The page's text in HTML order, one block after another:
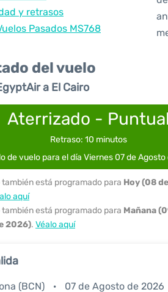
y retrasos
Pasados MS768
del vuelo
a El Cairo
Aterrizado - Puntual
Retraso: 10 minutos
de vuelo para el día Viernes 07 de
también está programado para Hoy (08
aquí
también está programado para Mañana
2026). Véalo aquí
(BCN) 07 de Agosto de 2026